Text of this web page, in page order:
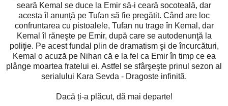
seară Kemal se duce la Emir să-i ceară socoteală, dar
acesta îl anunţă pe Tufan să fie pregătit. Când are loc
confruntarea cu pistoalele, Tufan nu trage în Kemal, dar
Kemal îl răneşte pe Emir, după care se autodenunţă la
poliţie. Pe acest fundal plin de dramatism şi de încurcături,
Kemal o acuză pe Nihan că e la fel ca Emir în timp ce ea
plânge moartea fratelui ei. Astfel se sfârşeşte prinul sezon al
serialului Kara Sevda - Dragoste infinită.
Dacă ți-a plăcut, dă mai departe!